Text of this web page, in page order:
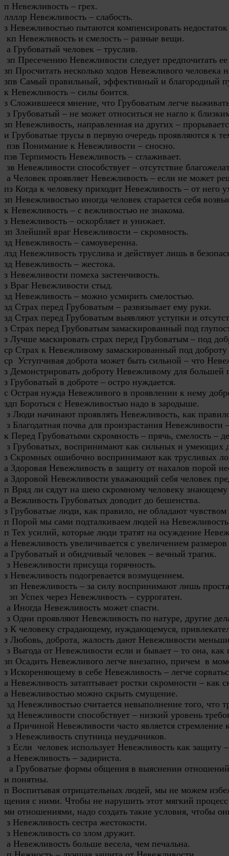
п Невежливость – грех.
ллллр Невежливость – слабость.
з Невежливостью пытаются компенсировать
кп Невежливость и смелость – разные вещи.
а Грубоватый человек – труслив.
зп Пресечению Невежливости следует предпочитать
зп Просчитать несколько ходов Невежливого
зпв Самый правильный, эффективный и благородный
к Невежливость – силы боится.
з Сложившееся мнение, что Грубоватым легче
з Грубоватый – не может относиться не нагло к
зп Невежливость, направленная на других –
и Грубоватые трусы в первую очередь проявляются к
пзв Понимание к Невежливости – сносно.
пзв Терпимость Невежливость – сглаживает.
зв Невежливости способствует – отсутствие
а Человек проявляет Невежливость – если не может
пз Когда к человеку приходит Невежливость – от него
зп Невежливостью иногда человек старается себя
к Невежливость – с вежливостью не знакома.
з Невежливость – оскорбляет и унижает.
зп Злейший враг Невежливости – скромность.
зд Невежливость – самоуверенна.
лзд Невежливость труслива и действует лишь в
зд Невежливость – жестока.
з Невежливости помеха застенчивость.
з Враг Невежливости стыд.
зд Невежливость – можно усмирить смелостью.
зд Страх перед Грубоватым – развязывает ему руки.
зд Страх перед Грубоватым выявляют уступки и
з Страх перед Грубоватым замаскированный под
з Лучше маскировать страх перед Грубоватым – под
ср Страх к Невежливому замаскированный под
ср  Уступчивая доброта может быть сильной – что
з Демонстрировать доброту Невежливому для
з Грубоватый в доброте – остро нуждается.
с Острая нужда Невежливого в проявлении к нему
здп Бороться с Невежливостью надо в зародыше.
з Люди начинают проявлять Невежливость, как
з Благодатная почва для произрастания Невежливости
к Перед Грубоватыми скромность – прячь, смелость –
з Грубоватых, воспринимают как сильных и умеющих
з Скромных ошибочно воспринимают как трусливых
а Здоровая Невежливость в защиту от нахалов порой
а Здоровой Невежливости уважающий себя человек
п Вряд ли сядут на шею скромному человеку
а Вежливость Грубоватых доводит до бешенства.
з Грубоватые люди, как правило, не обладают
п Порой мы сами подталкиваем людей на
п Тех усилий, которые люди тратят на осуждение
а Невежливость увеличивается с увеличением
а Грубоватый и обидчивый человек – вечный трагик.
з Невежливости присуща горячность.
з Невежливость подогревается возмущением.
зп Невежливость – за силу воспринимают лишь
  зп Успех через Невежливость – суррогатен.
а Иногда Невежливость может спасти.
з Одни проявляют Невежливость по натуре, другие
з К человеку страдающему, нуждающемуся,
з Любовь, доброта, жалость дают Невежливости
з Выгода от Невежливости если и бывает – то она,
зп Осадить Невежливого легче внезапно, причем  в
з Искореняющему в себе Невежливость – легче
а Невежливость затаптывает ростки скромности – как
а Невежливостью можно скрыть смущение.
зд Невежливостью считается невыполнение того, что
зд Невежливости способствует – низкий уровень
а Причиной Невежливости часто является стремление
  з Невежливость спутница неудачников.
з Если  человек использует Невежливость как защиту
а Невежливость – задириста.
а Грубоватые формы общения в выяснении
и понятны.
п Воспитывая отрицательных людей, мы не можем
щения с ними. Чтобы не нарушить этот мягкий
ми отношениями, надо создать такие условия, чтобы
з Невежливость сестра жестокости.
з Невежливость со злом дружит.
а Невежливость больше весела, чем печальна.